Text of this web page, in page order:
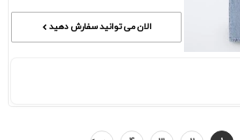
الان می توانید سفارش دهید